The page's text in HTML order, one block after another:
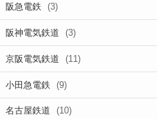
阪急電鉄 (3)
阪神電気鉄道 (3)
京阪電気鉄道 (11)
小田急電鉄 (9)
名古屋鉄道 (10)